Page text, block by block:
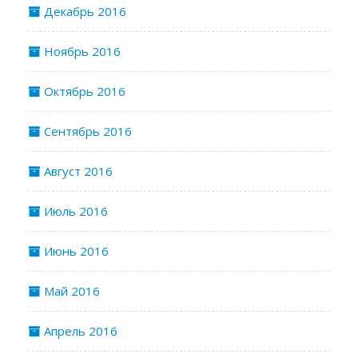
Декабрь 2016
Ноябрь 2016
Октябрь 2016
Сентябрь 2016
Август 2016
Июль 2016
Июнь 2016
Май 2016
Апрель 2016